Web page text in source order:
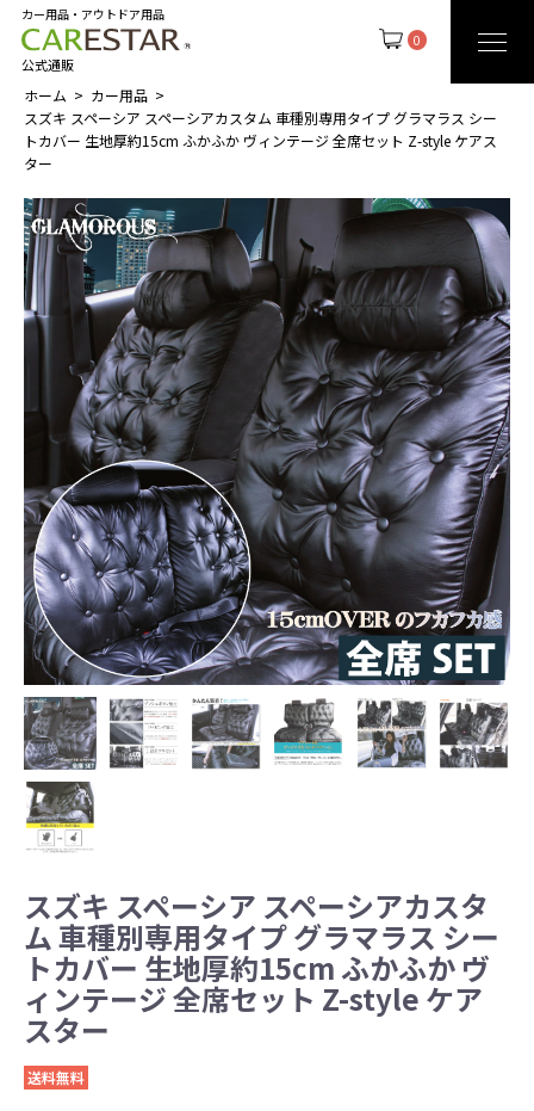
0
カー用品・アウトドア用品
公式通販
ホーム
カー用品
スズキ スペーシア スペーシアカスタム 車種別専用タイプ グラマラス シー
トカバー 生地厚約15cm ふかふか ヴィンテージ 全席セット Z-style ケアス
ター
スズキ スペーシア スペーシアカスタ
ム 車種別専用タイプ グラマラス シー
トカバー 生地厚約15cm ふかふか ヴ
ィンテージ 全席セット Z-style ケア
スター
送料無料